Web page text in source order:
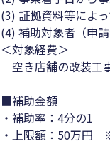
(3) 証拠資料等によ
(4) 補助対象者（申
＜対象経費＞
空き店舗の改装工
■補助金額
・補助率：4分の1
・上限額：50万円